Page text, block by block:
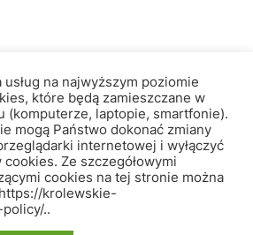
Facebook Instagram
| Hodowla Królewskie Wzgórze
na najwyższym poziomie
które będą zamieszczane w
(komputerze, laptopie, smartfonie).
mogą Państwo dokonać zmiany
internetowej i wyłączyć
Ze szczegółowymi
cookies na tej stronie można
krolewskie-
..